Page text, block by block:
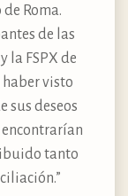
Roma.
de las
la FSPX de
haber visto
sus deseos
encontrarían
tanto